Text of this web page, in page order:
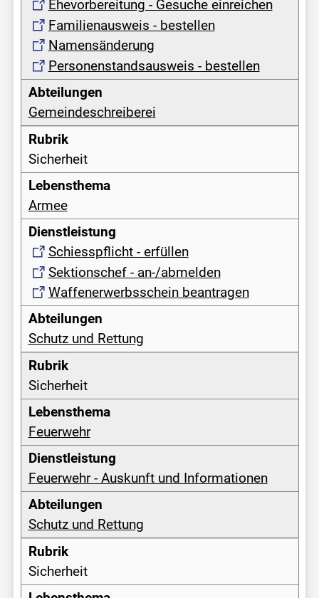
Ehevorbereitung - Gesuche einreichen
Familienausweis - bestellen
Namensänderung
Personenstandsausweis - bestellen
Gemeindeschreiberei
Sicherheit
Armee
Schiesspflicht - erfüllen
Sektionschef - an-/abmelden
Waffenerwerbsschein beantragen
Schutz und Rettung
Sicherheit
Feuerwehr
Feuerwehr - Auskunft und Informationen
Schutz und Rettung
Sicherheit